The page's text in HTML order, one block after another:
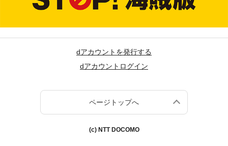
dアカウントを発行する
dアカウントログイン
ページトップへ
(c) NTT DOCOMO